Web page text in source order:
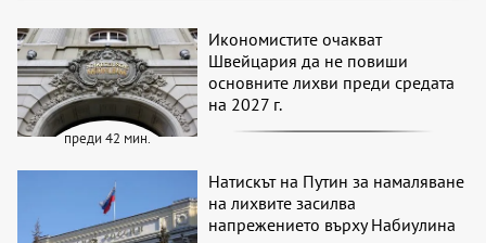
преди 42 мин.
Икономистите очакват
Швейцария да не повиши
основните лихви преди средата
на 2027 г.
Натискът на Путин за намаляване
на лихвите засилва
напрежението върху Набиулина